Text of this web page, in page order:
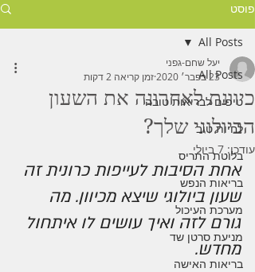
פוסט
All Posts
טיפים לבריאות טובה
לחיות טוב
בלוטת התריס
בריאות הנפש
מערכת העיכול
מניעת סרטן שד
בריאות האישה
All Posts
כיוונת לאחרונה את השעון
הביולוגי שלך?
יעל שחם-גפני
23 בפבר׳ 2020
זמן קריאה 2 דקות
עודכן: 7 ביולי
אחת הסיבות לעייפות כרונית זה
שעון ביולוגי שיצא מכיוון. מה
גורם לזה ואיך עושים לו איתחול
מחדש.